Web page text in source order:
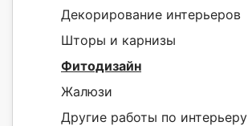
Декорирование интерьеров
Шторы и карнизы
Фитодизайн
Жалюзи
Другие работы по интерьеру